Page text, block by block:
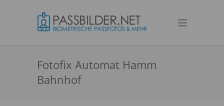
Fotofix Automat Hamm
Bahnhof